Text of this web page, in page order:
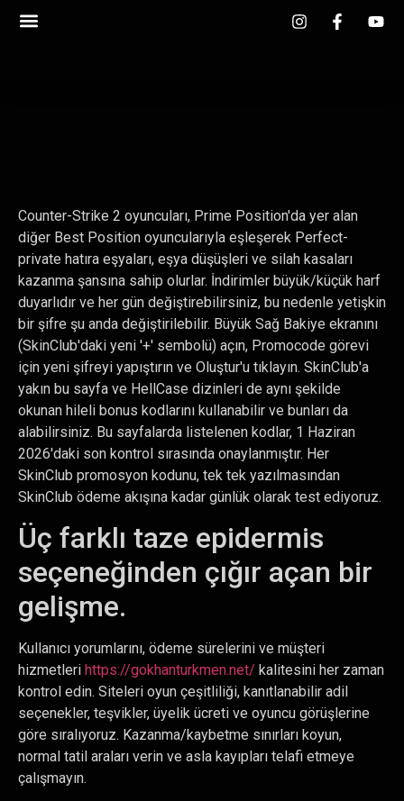
Counter-Strike 2 oyuncuları, Prime Position'da yer alan
diğer Best Position oyuncularıyla eşleşerek Perfect-
private hatıra eşyaları, eşya düşüşleri ve silah kasaları
kazanma şansına sahip olurlar. İndirimler büyük/küçük harf
duyarlıdır ve her gün değiştirebilirsiniz, bu nedenle yetişkin
bir şifre şu anda değiştirilebilir. Büyük Sağ Bakiye ekranını
(SkinClub'daki yeni '+' sembolü) açın, Promocode görevi
için yeni şifreyi yapıştırın ve Oluştur'u tıklayın. SkinClub'a
yakın bu sayfa ve HellCase dizinleri de aynı şekilde
okunan hileli bonus kodlarını kullanabilir ve bunları da
alabilirsiniz. Bu sayfalarda listelenen kodlar, 1 Haziran
2026'daki son kontrol sırasında onaylanmıştır. Her
SkinClub promosyon kodunu, tek tek yazılmasından
SkinClub ödeme akışına kadar günlük olarak test ediyoruz.
Üç farklı taze epidermis
seçeneğinden çığır açan bir
gelişme.
Kullanıcı yorumlarını, ödeme sürelerini ve müşteri
hizmetleri https://gokhanturkmen.net/ kalitesini her zaman
kontrol edin. Siteleri oyun çeşitliliği, kanıtlanabilir adil
seçenekler, teşvikler, üyelik ücreti ve oyuncu görüşlerine
göre sıralıyoruz. Kazanma/kaybetme sınırları koyun,
normal tatil araları verin ve asla kayıpları telafi etmeye
çalışmayın.